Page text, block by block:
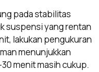
pada stabilitas
suspensi yang rentan
lakukan pengukuran
menunjukkan
menit masih cukup.